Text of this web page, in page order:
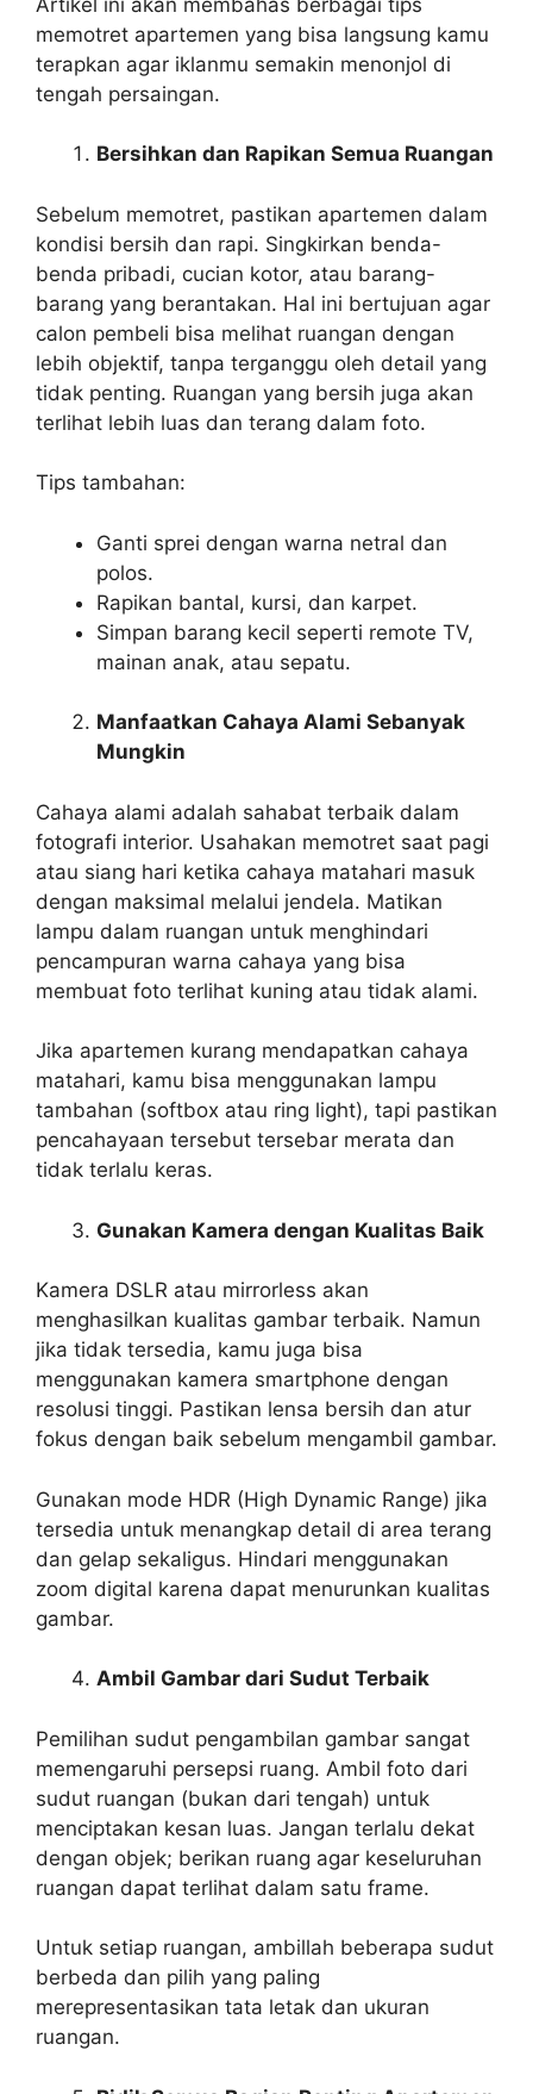
memotret apartemen yang bisa langsung kamu
terapkan agar iklanmu semakin menonjol di
tengah persaingan.
Bersihkan dan Rapikan Semua Ruangan
Sebelum memotret, pastikan apartemen dalam
kondisi bersih dan rapi. Singkirkan benda-
benda pribadi, cucian kotor, atau barang-
barang yang berantakan. Hal ini bertujuan agar
calon pembeli bisa melihat ruangan dengan
lebih objektif, tanpa terganggu oleh detail yang
tidak penting. Ruangan yang bersih juga akan
terlihat lebih luas dan terang dalam foto.
Tips tambahan:
Ganti sprei dengan warna netral dan
polos.
Rapikan bantal, kursi, dan karpet.
Simpan barang kecil seperti remote TV,
mainan anak, atau sepatu.
Manfaatkan Cahaya Alami Sebanyak
Mungkin
Cahaya alami adalah sahabat terbaik dalam
fotografi interior. Usahakan memotret saat pagi
atau siang hari ketika cahaya matahari masuk
dengan maksimal melalui jendela. Matikan
lampu dalam ruangan untuk menghindari
pencampuran warna cahaya yang bisa
membuat foto terlihat kuning atau tidak alami.
Jika apartemen kurang mendapatkan cahaya
matahari, kamu bisa menggunakan lampu
tambahan (softbox atau ring light), tapi pastikan
pencahayaan tersebut tersebar merata dan
tidak terlalu keras.
Gunakan Kamera dengan Kualitas Baik
Kamera DSLR atau mirrorless akan
menghasilkan kualitas gambar terbaik. Namun
jika tidak tersedia, kamu juga bisa
menggunakan kamera smartphone dengan
resolusi tinggi. Pastikan lensa bersih dan atur
fokus dengan baik sebelum mengambil gambar.
Gunakan mode HDR (High Dynamic Range) jika
tersedia untuk menangkap detail di area terang
dan gelap sekaligus. Hindari menggunakan
zoom digital karena dapat menurunkan kualitas
gambar.
Ambil Gambar dari Sudut Terbaik
Pemilihan sudut pengambilan gambar sangat
memengaruhi persepsi ruang. Ambil foto dari
sudut ruangan (bukan dari tengah) untuk
menciptakan kesan luas. Jangan terlalu dekat
dengan objek; berikan ruang agar keseluruhan
ruangan dapat terlihat dalam satu frame.
Untuk setiap ruangan, ambillah beberapa sudut
berbeda dan pilih yang paling
merepresentasikan tata letak dan ukuran
ruangan.